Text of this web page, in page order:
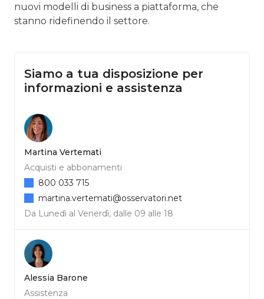
nuovi modelli di business a piattaforma, che
stanno ridefinendo il settore.
Siamo a tua disposizione per
informazioni e assistenza
Martina Vertemati
Acquisti e abbonamenti
Da Lunedì al Venerdì, dalle 09 alle 18
800 033 715
martina.vertemati@osservatori.net
Alessia Barone
Assistenza